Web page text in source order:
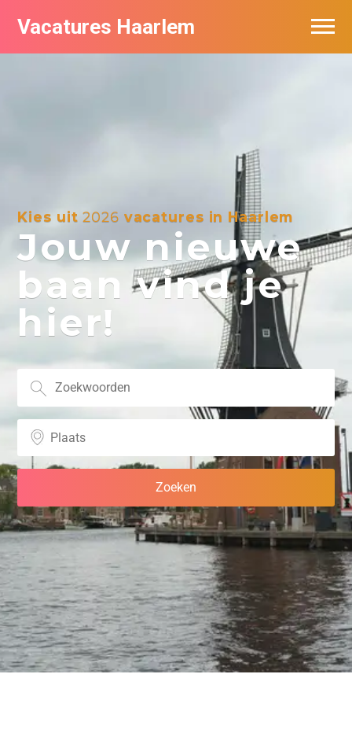
Vacatures Haarlem
Kies uit2026 vacatures in Haarlem
Jouw nieuwe
baan vind je
hier!
Vacatures per bedrijf in Haarlem